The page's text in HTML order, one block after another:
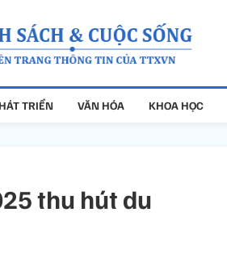
TRIỂN VĂN HÓA KHOA HỌC
thu hút du